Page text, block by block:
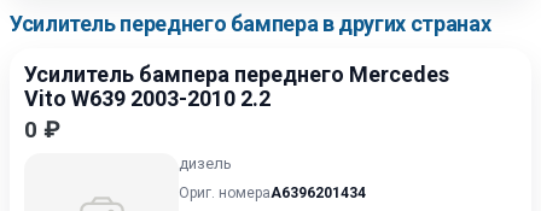
Усилитель переднего бампера в других странах
Усилитель бампера переднего Mercedes
Vito W639 2003-2010 2.2
0 ₽
дизель
Ориг. номераA6396201434